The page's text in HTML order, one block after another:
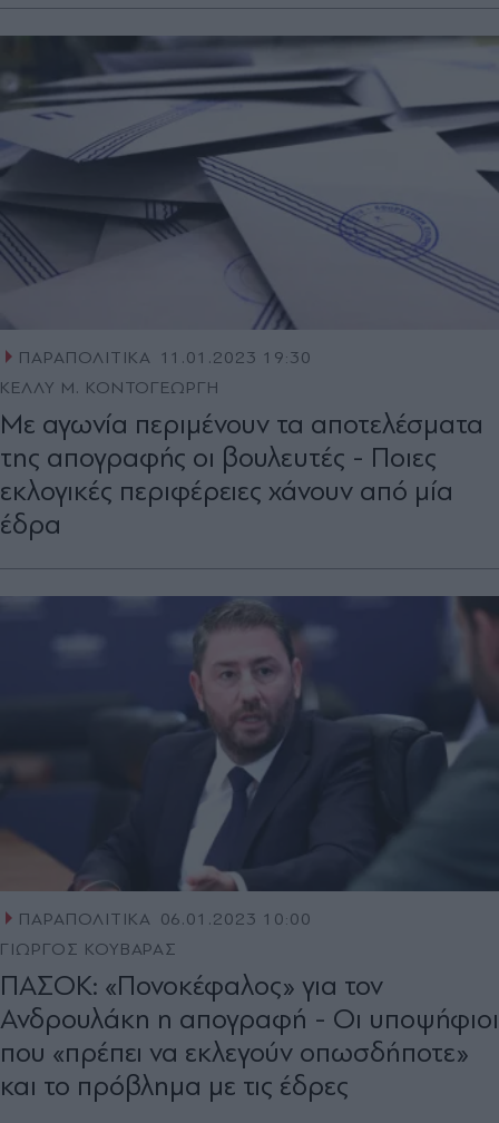
ΠΑΡΑΠΟΛΙΤΙΚΑ 11.01.2023 19:30
ΚΕΛΛΥ Μ. ΚΟΝΤΟΓΕΩΡΓΗ
Με αγωνία περιμένουν τα αποτελέσματα
της απογραφής οι βουλευτές - Ποιες
εκλογικές περιφέρειες χάνουν από μία
έδρα
ΠΑΡΑΠΟΛΙΤΙΚΑ 06.01.2023 10:00
ΓΙΩΡΓΟΣ ΚΟΥΒΑΡΑΣ
ΠΑΣΟΚ: «Πονοκέφαλος» για τον
Ανδρουλάκη η απογραφή - Οι υποψήφιοι
που «πρέπει να εκλεγούν οπωσδήποτε»
και το πρόβλημα με τις έδρες